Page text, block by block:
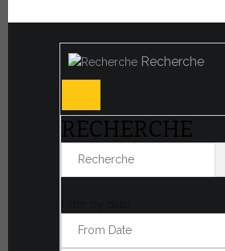
Recherche
RECHERCHE